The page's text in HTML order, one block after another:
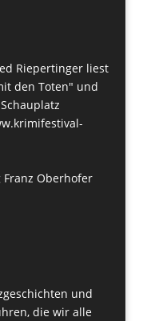
Riepertinger liest
den Toten" und
Oberhofer
und
die wir alle